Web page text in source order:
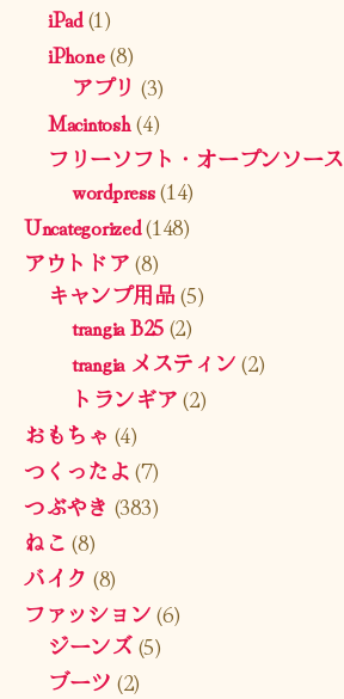
iPad(1)
iPhone(8)
アプリ (3)
Macintosh(4)
フリーソフト・オープンソース
wordpress(14)
Uncategorized(148)
アウトドア(8)
キャンプ用品(5)
trangia B25(2)
trangia メスティン(2)
トランギア(2)
おもちゃ (4)
つくったよ(7)
つぶやき (383)
ねこ (8)
バイク (8)
ファッション(6)
ジーンズ(5)
ブーツ (2)